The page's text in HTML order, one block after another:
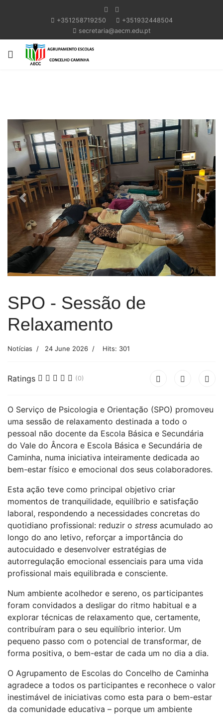
+351258719250
+351932448504
secretaria@aecm.edu.pt
Previous Next
SPO - Sessão de
Relaxamento
Notícias 24 June 2026 Hits: 301
Ratings (0)
O Serviço de Psicologia e Orientação (SPO) promoveu
uma sessão de relaxamento destinada a todo o
pessoal não docente da Escola Básica e Secundária
do Vale do Âncora e Escola Básica e Secundária de
Caminha, numa iniciativa inteiramente dedicada ao
bem-estar físico e emocional dos seus colaboradores.
Esta ação teve como principal objetivo criar
momentos de tranquilidade, equilíbrio e satisfação
laboral, respondendo a necessidades concretas do
quotidiano profissional: reduzir o stress acumulado ao
longo do ano letivo, reforçar a importância do
autocuidado e desenvolver estratégias de
autorregulação emocional essenciais para uma vida
profissional mais equilibrada e consciente.
Num ambiente acolhedor e sereno, os participantes
foram convidados a desligar do ritmo habitual e a
explorar técnicas de relaxamento que, certamente,
contribuíram para o seu equilíbrio interior. Um
pequeno passo com o potencial de transformar, de
forma positiva, o bem-estar de cada um no dia a dia.
O Agrupamento de Escolas do Concelho de Caminha
agradece a todos os participantes e reconhece o valor
inestimável de iniciativas como esta para o bem-estar
da comunidade educativa – porque um ambiente